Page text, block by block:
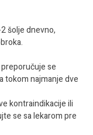
šolje dnevno,
se
tokom najmanje dve
kontraindikacije ili
se sa lekarom pre